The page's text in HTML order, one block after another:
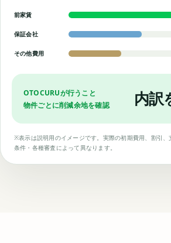
前家賃
保証会社
その他費用
OTOCURUが行うこと
物件ごとに削減余地を確認
内訳
※表示は説明用のイメージです。実際の初期費用、割引、
条件・各種審査によって異なります。